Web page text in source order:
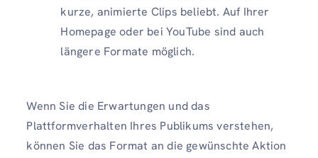
kurze, animierte Clips beliebt. Auf Ihrer
Homepage oder bei YouTube sind auch
längere Formate möglich.
Wenn Sie die Erwartungen und das
Plattformverhalten Ihres Publikums verstehen,
können Sie das Format an die gewünschte Aktion